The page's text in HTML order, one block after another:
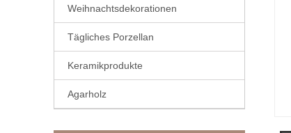
Weihnachtsdekorationen
Tägliches Porzellan
Keramikprodukte
Agarholz